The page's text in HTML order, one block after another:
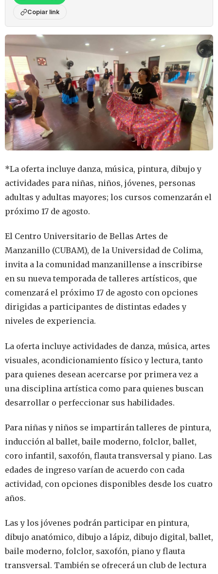
Copiar link
*La oferta incluye danza, música, pintura, dibujo y
actividades para niñas, niños, jóvenes, personas
adultas y adultas mayores; los cursos comenzarán el
próximo 17 de agosto.
El Centro Universitario de Bellas Artes de
Manzanillo (CUBAM), de la Universidad de Colima,
invita a la comunidad manzanillense a inscribirse
en su nueva temporada de talleres artísticos, que
comenzará el próximo 17 de agosto con opciones
dirigidas a participantes de distintas edades y
niveles de experiencia.
La oferta incluye actividades de danza, música, artes
visuales, acondicionamiento físico y lectura, tanto
para quienes desean acercarse por primera vez a
una disciplina artística como para quienes buscan
desarrollar o perfeccionar sus habilidades.
Para niñas y niños se impartirán talleres de pintura,
inducción al ballet, baile moderno, folclor, ballet,
coro infantil, saxofón, flauta transversal y piano. Las
edades de ingreso varían de acuerdo con cada
actividad, con opciones disponibles desde los cuatro
años.
Las y los jóvenes podrán participar en pintura,
dibujo anatómico, dibujo a lápiz, dibujo digital, ballet,
baile moderno, folclor, saxofón, piano y flauta
transversal. También se ofrecerá un club de lectura